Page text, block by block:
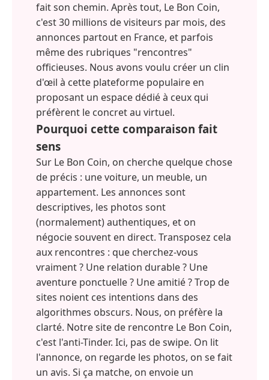
fait son chemin. Après tout, Le Bon Coin,
c'est 30 millions de visiteurs par mois, des
annonces partout en France, et parfois
même des rubriques "rencontres"
officieuses. Nous avons voulu créer un clin
d'œil à cette plateforme populaire en
proposant un espace dédié à ceux qui
préfèrent le concret au virtuel.
Pourquoi cette comparaison fait
sens
Sur Le Bon Coin, on cherche quelque chose
de précis : une voiture, un meuble, un
appartement. Les annonces sont
descriptives, les photos sont
(normalement) authentiques, et on
négocie souvent en direct. Transposez cela
aux rencontres : que cherchez-vous
vraiment ? Une relation durable ? Une
aventure ponctuelle ? Une amitié ? Trop de
sites noient ces intentions dans des
algorithmes obscurs. Nous, on préfère la
clarté. Notre site de rencontre Le Bon Coin,
c'est l'anti-Tinder. Ici, pas de swipe. On lit
l'annonce, on regarde les photos, on se fait
un avis. Si ça matche, on envoie un